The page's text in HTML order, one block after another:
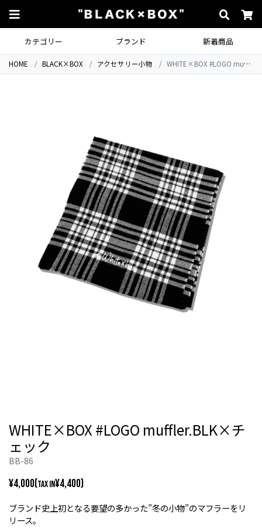
カテゴリー ブランド 新着商品
HOME BLACK×BOX アクセサリー小物 WHITE×BOX #LOGO muffler.BLK×チェック
WHITE×BOX #LOGO muffler.BLK×チ
ェック
BB-86
¥4,000(TAX IN¥4,400)
ブランド史上初となる要望の多かった”冬の小物”のマフラーをリ
リース。